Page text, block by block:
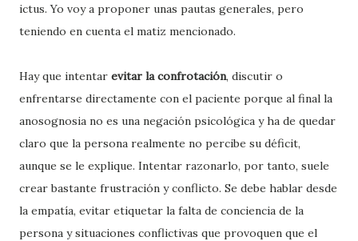
ictus. Yo voy a proponer unas pautas generales, pero
teniendo en cuenta el matiz mencionado.
Hay que intentar evitar la confrotación, discutir o
enfrentarse directamente con el paciente porque al final la
anosognosia no es una negación psicológica y ha de quedar
claro que la persona realmente no percibe su déficit,
aunque se le explique. Intentar razonarlo, por tanto, suele
crear bastante frustración y conflicto. Se debe hablar desde
la empatía, evitar etiquetar la falta de conciencia de la
persona y situaciones conflictivas que provoquen que el